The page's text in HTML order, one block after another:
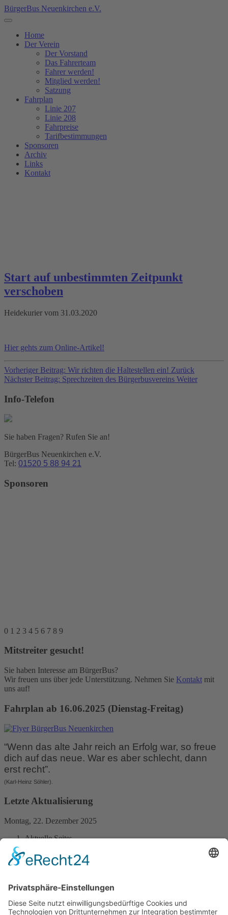
BürgerBus Neuenkirchen e.V.
Home
Der Verein
Der Vorstand
Das Fahrerteam
Fahrer werden!
Mitglied werden!
Satzung
Fahrplan
Linie 207
Linie 208
Fahrpreise
Tarifbestimmungen
Sponsoren
Archiv
Links
Kontakt
Start auf unbestimmten Zeitpunkt
verschoben
Heidekurier vom 31.03.2020
Hier gehts zum Online-Artikel!
Vorheriger Beitrag: Wir richten die Haltestellen ein! Zurück
Nächster Beitrag: Sprechzeiten des Bürgerbusvereins Weiter
Info-Telefon
Sie haben Fragen? Rufen Sie an!
BürgerBus Neuenkirchen e.V.
Tel: 01520 5 88 94 21
Sponsoren
0 1 2 3 4 5 6 7 8 9
Mitstreiter gesucht!
Sie haben Interesse am BürgerBus?
Wir freuen uns über jede Unterstützung. Nehmen Sie Kontakt mit
uns auf!
Fahrplan ab 16.06.2025 (Dienstag-Freitag)
“Wenn das alte Jahr reich an Erfolg war, so freue
dich auf das neue. War es aber schlecht, dann
erst recht”.
(Karl-Heinz Söhler).
Letzte Aktualisierung
Montag, 22. Dezember 2025
Aktuelle Seite:
Archiv
Start auf unbestimmten Zeitpunkt verschoben
Kontakt